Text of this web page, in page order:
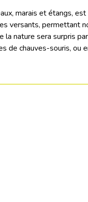
marais et étangs, est
versants, permettant
la nature sera surpris
de chauves-souris, ou